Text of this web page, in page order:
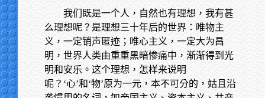
我们既是一个人，自然也有理想，我有甚
么理想呢？是理想三十年后的世界：唯物主
义，一定销声匿迹；唯心主义，一定大为昌
明，世界人类由重重黑暗惨痛中，渐渐得到光
明和安乐。这个理想，怎样来说明
呢？‘心’和‘物’原为一元，本不可分的，姑且沿